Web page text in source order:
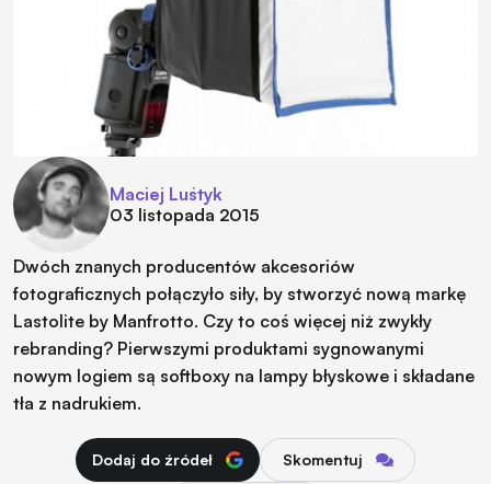
Maciej Luśtyk
03 listopada 2015
Dwóch znanych producentów akcesoriów
fotograficznych połączyło siły, by stworzyć nową markę
Lastolite by Manfrotto. Czy to coś więcej niż zwykły
rebranding? Pierwszymi produktami sygnowanymi
nowym logiem są softboxy na lampy błyskowe i składane
tła z nadrukiem.
Dodaj do źródeł Skomentuj